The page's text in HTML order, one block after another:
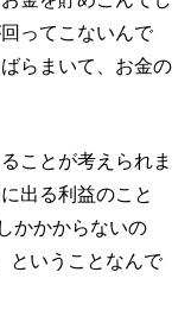
ってこないんで
らまいて、お金の
ことが考えられま
出る利益のこと
かかからないの
ということなんで